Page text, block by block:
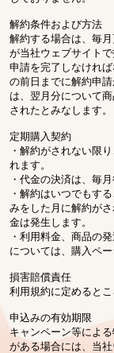
解約条件および方法
解約する場合は、毎
が当社ウェブサイト
申請を完了しなけれ
の前日までに解約申
は、翌月分について
されたとみなします。
定期購入契約
・解約がされない限
れます。
・代金の決済は、毎月
・解約はいつでもす
みをした月に解約が
金は発生します。
・利用料金、商品の
については、購入ペー
損害賠償責任
利用規約に定めるとこ
申込みの有効期限
キャンペーン等によ
がある場合には、当